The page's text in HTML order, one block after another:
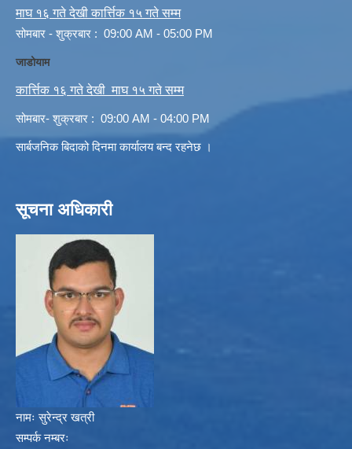
माघ १६ गते देखी कार्त्तिक १५ गते सम्म
सोमबार - शुक्रबार : 09:00 AM - 05:00 PM
जाडोयाम
कार्त्तिक १६ गते देखी माघ १५ गते सम्म
सोमबार- शुक्रबार : 09:00 AM - 04:00 PM
सार्बजनिक बिदाको दिनमा कार्यालय बन्द रहनेछ ।
सूचना अधिकारी
नामः सुरेन्द्र खत्री
सम्पर्क नम्बरः